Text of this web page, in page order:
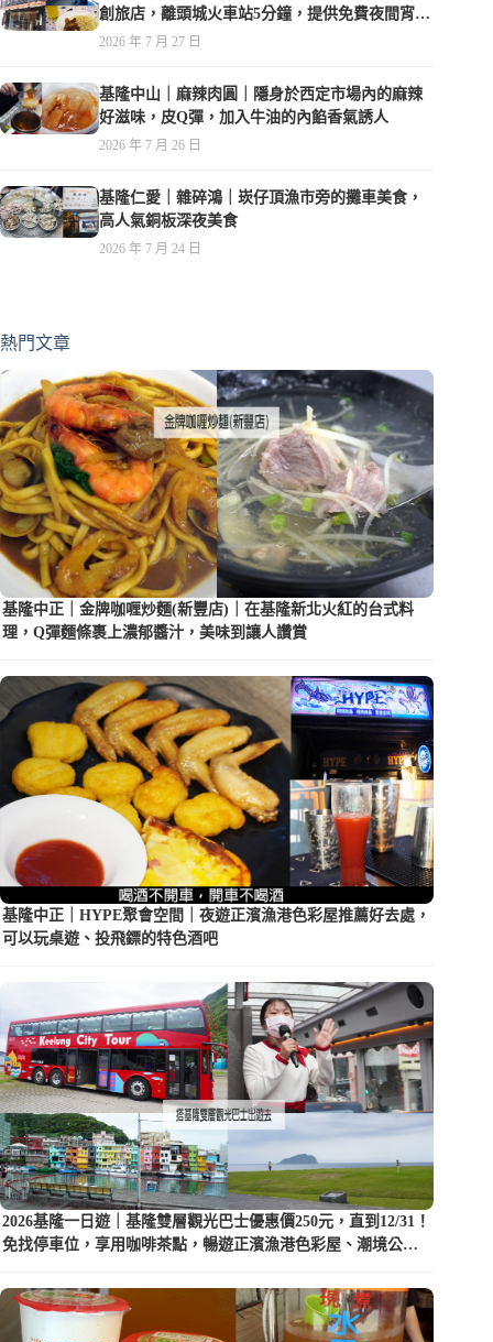
創旅店，離頭城火車站5分鐘，提供免費夜間宵
夜，親子遊戲空間
2026 年 7 月 27 日
基隆中山｜麻辣肉圓｜隱身於西定市場內的麻辣
好滋味，皮Q彈，加入牛油的內餡香氣誘人
2026 年 7 月 26 日
基隆仁愛｜雜碎鴻｜崁仔頂漁市旁的攤車美食，
高人氣銅板深夜美食
2026 年 7 月 24 日
熱門文章
基隆中正｜金牌咖喱炒麵(新豐店)｜在基隆新北火紅的台式料
理，Q彈麵條裹上濃郁醬汁，美味到讓人讚賞
基隆中正｜HYPE聚會空間｜夜遊正濱漁港色彩屋推薦好去處，
可以玩桌遊、投飛鏢的特色酒吧
2026基隆一日遊｜基隆雙層觀光巴士優惠價250元，直到12/31！
免找停車位，享用咖啡茶點，暢遊正濱漁港色彩屋、潮境公園